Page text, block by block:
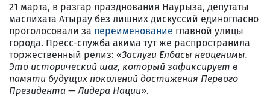
21 марта, в разгар празднования Наурыза, депутаты
маслихата Атырау без лишних дискуссий единогласно
проголосовали за переименование главной улицы
города. Пресс-служба акима тут же распространила
торжественный релиз: «Заслуги Елбасы неоценимы.
Это исторический шаг, который зафиксирует в
памяти будущих поколений достижения Первого
Президента — Лидера Нации».